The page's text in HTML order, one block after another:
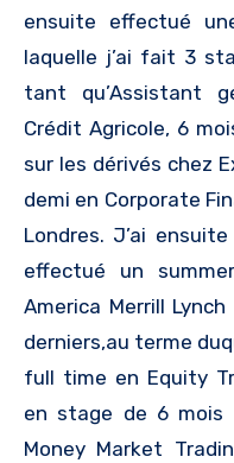
ensuite effectué
laquelle j’ai fait 3
tant qu’Assistant
Crédit Agricole, 6
sur les dérivés chez
demi en Corporate
Londres. J’ai
effectué un
America Merrill
derniers,au terme
full time en Equity
en stage de 6 mois
Money Market